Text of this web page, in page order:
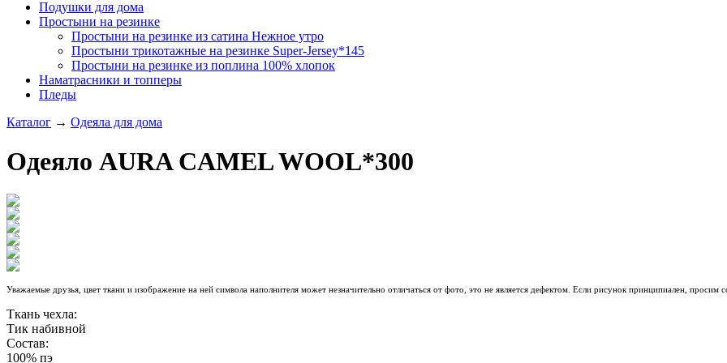
Подушки для дома
Простыни на резинке
Простыни на резинке из сатина Нежное утро
Простыни трикотажные на резинке Super-Jersey*145
Простыни на резинке из поплина 100% хлопок
Наматрасники и топперы
Пледы
Каталог → Одеяла для дома
Одеяло AURA CAMEL WOOL*300
Уважаемые друзья, цвет ткани и изображение на ней символа наполнителя может незначительно отличаться от фото, это не является дефектом. Если рисунок принципиален, просим
Ткань чехла:
Тик набивной
Состав:
100% пэ